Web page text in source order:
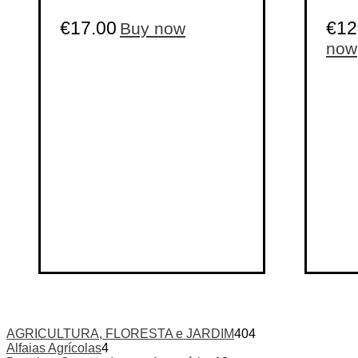
Categorias de produto
Etiquetas de produto
€17.00 Buy now €
now
AGRICULTURA, FLORESTA e JARDIM404
Alfaias Agrícolas4